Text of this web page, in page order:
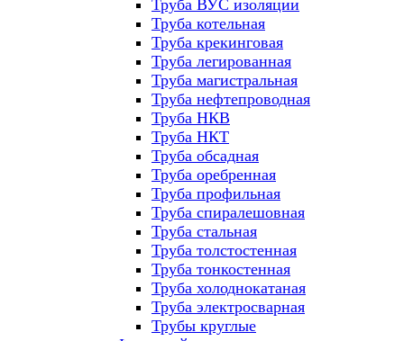
Труба ВУС изоляции
Труба котельная
Труба крекинговая
Труба легированная
Труба магистральная
Труба нефтепроводная
Труба НКВ
Труба НКТ
Труба обсадная
Труба оребренная
Труба профильная
Труба спиралешовная
Труба стальная
Труба толстостенная
Труба тонкостенная
Труба холоднокатаная
Труба электросварная
Трубы круглые